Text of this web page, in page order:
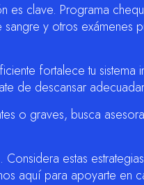
es clave. Programa
y otros exámenes
fortalece tu sistema
de descansar
o graves, busca
estas
aquí para apoyarte en